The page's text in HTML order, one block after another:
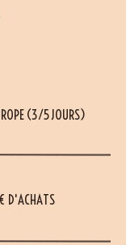
(3/5 JOURS)
D'ACHATS